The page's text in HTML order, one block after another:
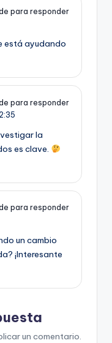
para responder
está ayudando
para responder
la
es clave.
para responder
un cambio
¡Interesante
un comentario.